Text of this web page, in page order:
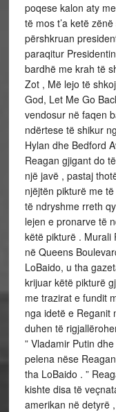
poqese kalon aty
të mos t’a ketë
përshkruan
paraqitur
bardhë me krah të
Zot , Më lejo të
God, Let Me Go
vendosur në faqen
ndërtese të shikur
Hylan dhe Bedford
Reagan gjigant do
një javë , pastaj
njëjtën pikturë me
të ndryshme rreth
lejen e pronarve të
këtë pikturë . Murali
në Queens
LoBaido, u tha
krijuar këtë pikturë
me trazirat e fundit
nga idetë e Reganit
duhen të
” Vladamir Putin
pelena nëse
tha LoBaido . ”
kishte disa të
amerikan në detyrë